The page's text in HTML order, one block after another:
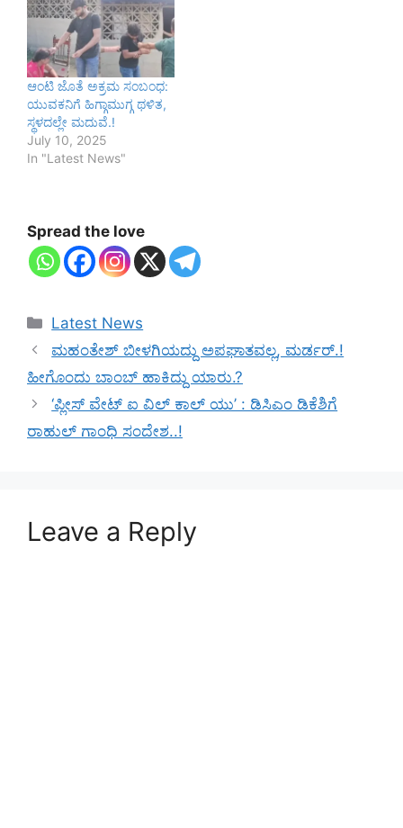
ಆಂಟಿ ಜೊತೆ ಅಕ್ರಮ ಸಂಬಂಧ:
ಯುವಕನಿಗೆ ಹಿಗ್ಗಾಮುಗ್ಗ ಥಳಿತ,
ಸ್ಥಳದಲ್ಲೇ ಮದುವೆ.!
July 10, 2025
In "Latest News"
Spread the love
Categories
Latest News
ಮಹಂತೇಶ್ ಬೀಳಗಿಯದ್ದು ಅಪಘಾತವಲ್ಲ, ಮರ್ಡರ್.!
ಹೀಗೊಂದು ಬಾಂಬ್ ಹಾಕಿದ್ದು ಯಾರು.?
‘ಪ್ಲೀಸ್ ವೇಟ್‌ ಐ ವಿಲ್‌ ಕಾಲ್‌ ಯು’ : ಡಿಸಿಎಂ ಡಿಕೆಶಿಗೆ
ರಾಹುಲ್ ಗಾಂಧಿ ಸಂದೇಶ..!
Leave a Reply